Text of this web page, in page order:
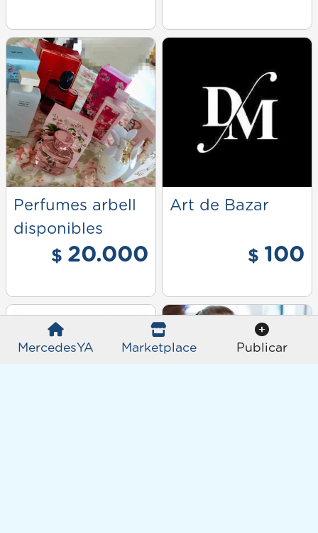
MercedesYA Marketplace Publicar
Hasbro
Perfumes arbell
disponibles
$ 20.000
Art de Bazar
$ 100